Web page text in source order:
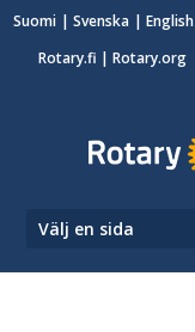
Suomi Svenska English
Rotary.fi | Rotary.org
Välj en sida